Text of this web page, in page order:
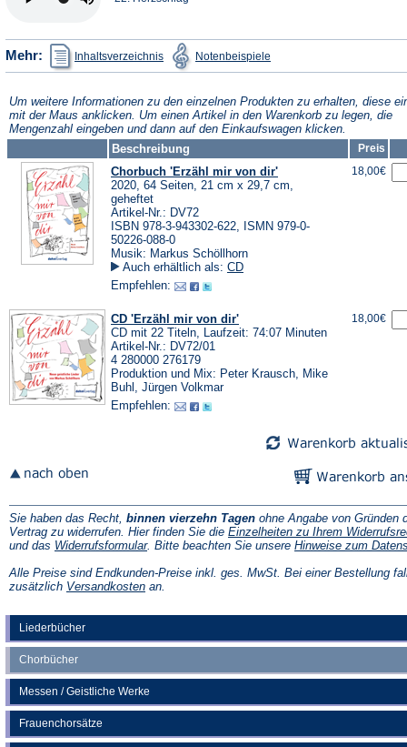
Liederbücher
Chorbücher
Messen / Geistliche Werke
Frauenchorsätze
Mehr: Inhaltsverzeichnis
(Öffnet
in
einem
Tab)
Notenbeispielein
einem
Tab)
Um weitere Informationen zu den einzelnen Produkten zu erhalten, diese
mit der Maus anklicken. Um einen Artikel in den Warenkorb zu legen, die
Mengenzahl eingeben und dann auf den Einkaufswagen klicken.
Beschreibung
Preis
Chorbuch 'Erzähl mir von dir'
2020, 64 Seiten, 21 cm x 29,7 cm,
geheftet
Artikel-Nr.: DV72
ISBN 978-3-943302-622, ISMN 979-0-
50226-088-0
Musik: Markus Schöllhorn
Auch erhältlich als: CD
Empfehlen:
18,00€
CD 'Erzähl mir von dir'
CD mit 22 Titeln, Laufzeit: 74:07 Minuten
Artikel-Nr.: DV72/01
4 280000 276179
Produktion und Mix: Peter Krausch, Mike
Buhl, Jürgen Volkmar
Empfehlen:
18,00€
Sie haben das Recht, binnen vierzehn Tagen ohne Angabe von Gründen
Vertrag zu widerrufen. Hier finden Sie die Einzelheiten zu Ihrem
und das Widerrufsformular(Öffnet
einem
neuen
. Bitte beachten Sie unsere Hinweise zum
Alle Preise sind Endkunden-Preise inkl. ges. MwSt. Bei einer Bestellung
zusätzlich Versandkosten(Öffnet
an.